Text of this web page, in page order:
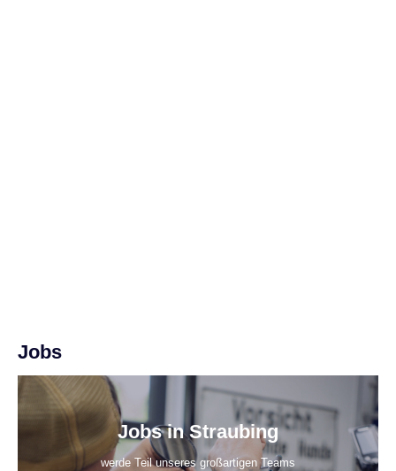
Jobs
Jobs in Straubing
werde Teil unseres großartigen Teams